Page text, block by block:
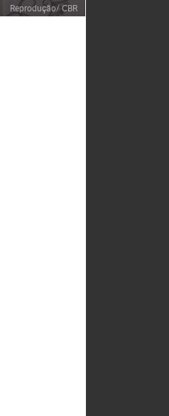
Reprodução/ CBR